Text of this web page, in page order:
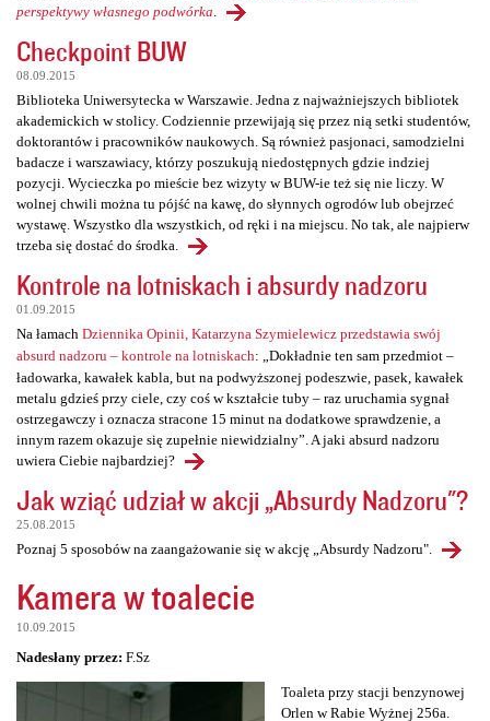
perspektywy własnego podwórka
Checkpoint BUW
08.09.2015
Biblioteka Uniwersytecka w Warszawie. Jedna z najważniejszych bibliotek
akademickich w stolicy. Codziennie przewijają się przez nią setki studentów,
doktorantów i pracowników naukowych. Są również pasjonaci, samodzielni
badacze i warszawiacy, którzy poszukują niedostępnych gdzie indziej
pozycji. Wycieczka po mieście bez wizyty w BUW-ie też się nie liczy. W
wolnej chwili można tu pójść na kawę, do słynnych ogrodów lub obejrzeć
wystawę. Wszystko dla wszystkich, od ręki i na miejscu. No tak, ale najpierw
trzeba się dostać do środka.
Kontrole na lotniskach i absurdy nadzoru
01.09.2015
Na łamach Dziennika Opinii, Katarzyna Szymielewicz przedstawia swój
absurd nadzoru – kontrole na lotniskach: „Dokładnie ten sam przedmiot –
ładowarka, kawałek kabla, but na podwyższonej podeszwie, pasek, kawałek
metalu gdzieś przy ciele, czy coś w kształcie tuby – raz uruchamia sygnał
ostrzegawczy i oznacza stracone 15 minut na dodatkowe sprawdzenie, a
innym razem okazuje się zupełnie niewidzialny”. A jaki absurd nadzoru
uwiera Ciebie najbardziej?
Jak wziąć udział w akcji „Absurdy Nadzoru"?
25.08.2015
Poznaj 5 sposobów na zaangażowanie się w akcję „Absurdy Nadzoru".
Kamera w toalecie
10.09.2015
Nadesłany przez: F.Sz
Toaleta przy stacji benzynowej
Orlen w Rabie Wyżnej 256a.